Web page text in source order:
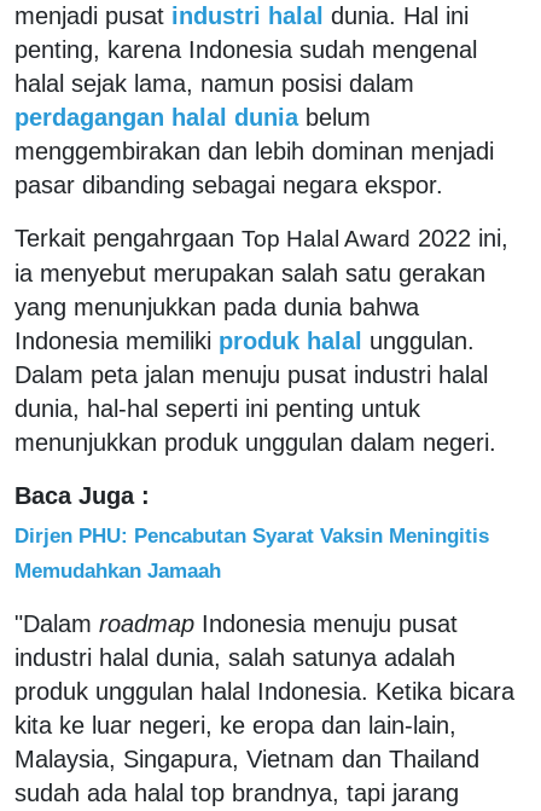
menjadi pusat industri halal dunia. Hal ini
penting, karena Indonesia sudah mengenal
halal sejak lama, namun posisi dalam
perdagangan halal dunia belum
menggembirakan dan lebih dominan menjadi
pasar dibanding sebagai negara ekspor.
Terkait pengahrgaan Top Halal Award 2022 ini,
ia menyebut merupakan salah satu gerakan
yang menunjukkan pada dunia bahwa
Indonesia memiliki produk halal unggulan.
Dalam peta jalan menuju pusat industri halal
dunia, hal-hal seperti ini penting untuk
menunjukkan produk unggulan dalam negeri.
Baca Juga :
Dirjen PHU: Pencabutan Syarat Vaksin Meningitis
Memudahkan Jamaah
"Dalam roadmap Indonesia menuju pusat
industri halal dunia, salah satunya adalah
produk unggulan halal Indonesia. Ketika bicara
kita ke luar negeri, ke eropa dan lain-lain,
Malaysia, Singapura, Vietnam dan Thailand
sudah ada halal top brandnya, tapi jarang